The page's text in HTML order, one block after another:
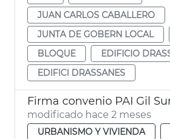
JUAN CARLOS CABALLERO
JUNTA DE GOBERN LOCAL
BLOQUE
EDIFICIO
EDIFICI DRASSANES
modificado hace 2 meses
URBANISMO Y VIVIENDA